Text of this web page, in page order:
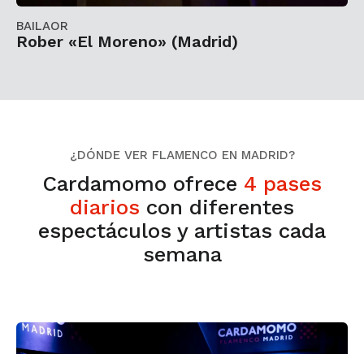
BAILAOR
Rober «El Moreno» (Madrid)
¿DÓNDE VER FLAMENCO EN MADRID?
Cardamomo ofrece 4 pases
diarios con diferentes
espectáculos y artistas cada
semana